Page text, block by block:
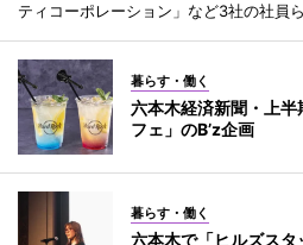
ティコーポレーション」など3社の社員
暮らす・働く
六本木経済新聞・上
フェ」のB’z企画
暮らす・働く
六本木で「ヒルズス